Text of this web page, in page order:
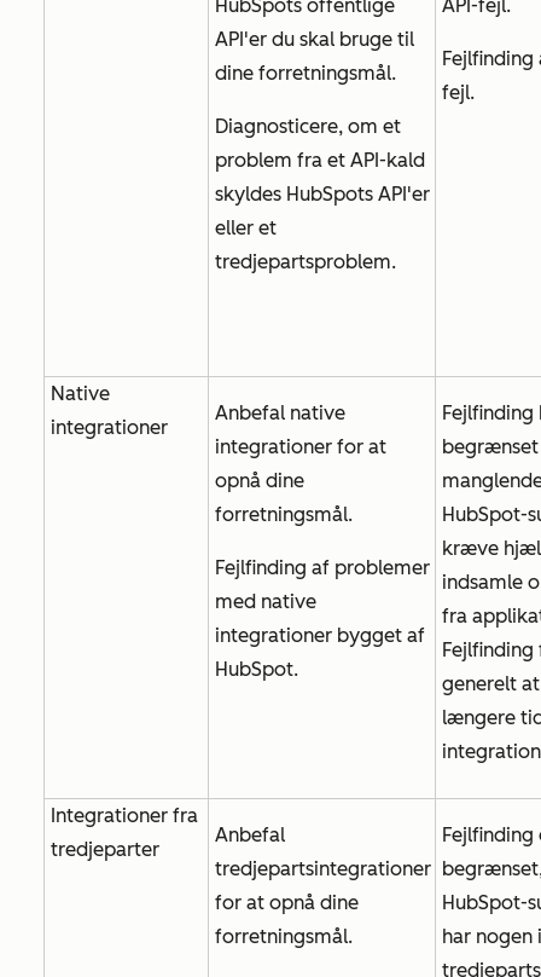
HubSpots offentlige
API'er du skal bruge til
dine forretningsmål.
Diagnosticere, om et
problem fra et API-kald
skyldes HubSpots API'er
eller et
tredjepartsproblem.
API-fejl.
fejl.
Native
integrationer
Anbefal native
integrationer for at
opnå dine
forretningsmål.
Fejlfinding af problemer
med native
integrationer bygget af
HubSpot.
HubSpot-
kræve
indsamle
fra
generelt
længere
Integrationer fra
tredjeparter
Anbefal
tredjepartsintegrationer
for at opnå dine
forretningsmål.
Fejlfinding
HubSpot-
har nogen